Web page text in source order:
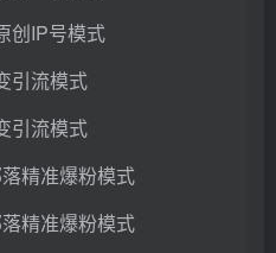
创IP号模式
引流模式
引流模式
精准爆粉模式
精准爆粉模式